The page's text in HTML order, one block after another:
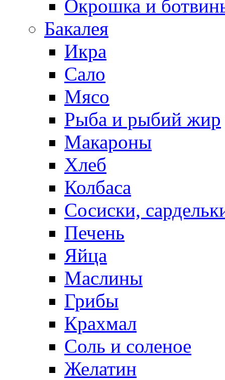
Окрошка и
Бакалея
Икра
Сало
Мясо
Рыба и рыбий жир
Макароны
Хлеб
Колбаса
Сосиски,
Печень
Яйца
Маслины
Грибы
Крахмал
Соль и соленое
Желатин